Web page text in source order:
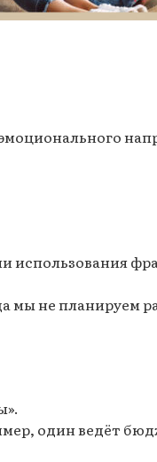
мы не планируем
один ведёт